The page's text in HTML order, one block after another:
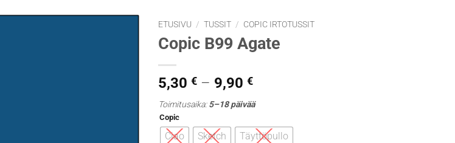
ETUSIVU / TUSSIT / COPIC IRTOTUSSIT
Copic B99 Agate
5,30 € – 9,90 €Hintaluokka:
5,30 €
-
9,90 €
Toimitusaika:5–18 päivää
Copic
Ciao Sketch Täyttöpullo